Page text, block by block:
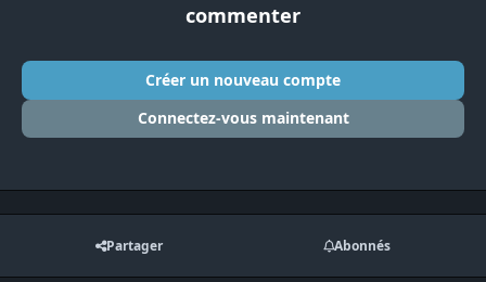
commenter
Créer un nouveau compte
Connectez-vous maintenant
Partager Abonnés